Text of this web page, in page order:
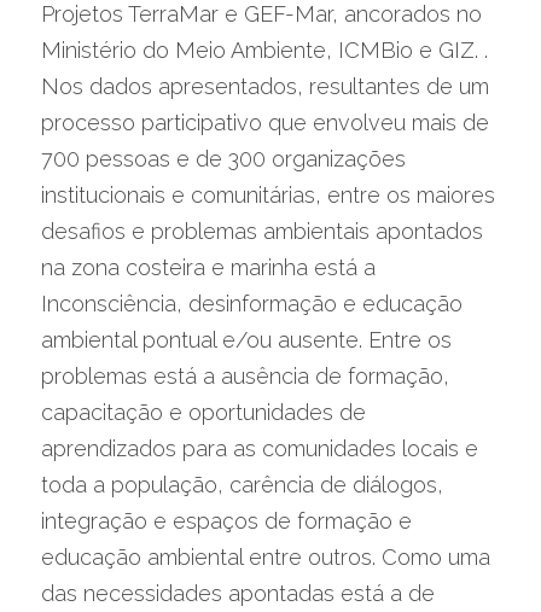
Projetos TerraMar e GEF-Mar, ancorados no
Ministério do Meio Ambiente, ICMBio e GIZ. .
Nos dados apresentados, resultantes de um
processo participativo que envolveu mais de
700 pessoas e de 300 organizações
institucionais e comunitárias, entre os maiores
desafios e problemas ambientais apontados
na zona costeira e marinha está a
Inconsciência, desinformação e educação
ambiental pontual e/ou ausente. Entre os
problemas está a ausência de formação,
capacitação e oportunidades de
aprendizados para as comunidades locais e
toda a população, carência de diálogos,
integração e espaços de formação e
educação ambiental entre outros. Como uma
das necessidades apontadas está a de